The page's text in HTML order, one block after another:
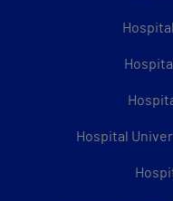
Hospital